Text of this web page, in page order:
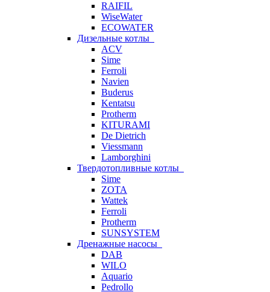
RAIFIL
WiseWater
ECOWATER
Дизельные котлы
ACV
Sime
Ferroli
Navien
Buderus
Kentatsu
Protherm
KITURAMI
De Dietrich
Viessmann
Lamborghini
Твердотопливные котлы
Sime
ZOTA
Wattek
Ferroli
Protherm
SUNSYSTEM
Дренажные насосы
DAB
WILO
Aquario
Pedrollo